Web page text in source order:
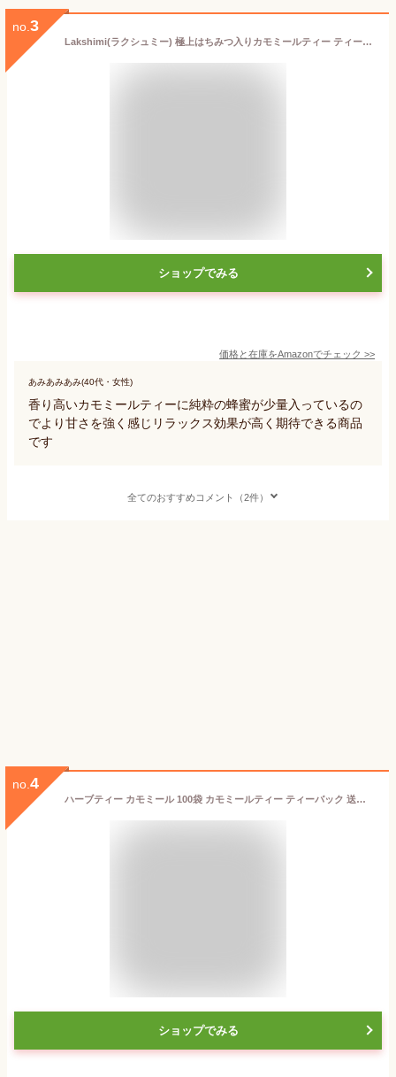
no. 3
Lakshimi(ラクシュミー) 極上はちみつ入りカモミールティー ティーバッグ25袋入り
ショップでみる
価格と在庫をAmazonでチェック >>
あみあみあみ(40代・女性)
香り高いカモミールティーに純粋の蜂蜜が少量入っているの
でより甘さを強く感じリラックス効果が高く期待できる商品
です
全てのおすすめコメント（2件）
no. 4
ハーブティー カモミール 100袋 カモミールティー ティーバック 送料無料
ショップでみる